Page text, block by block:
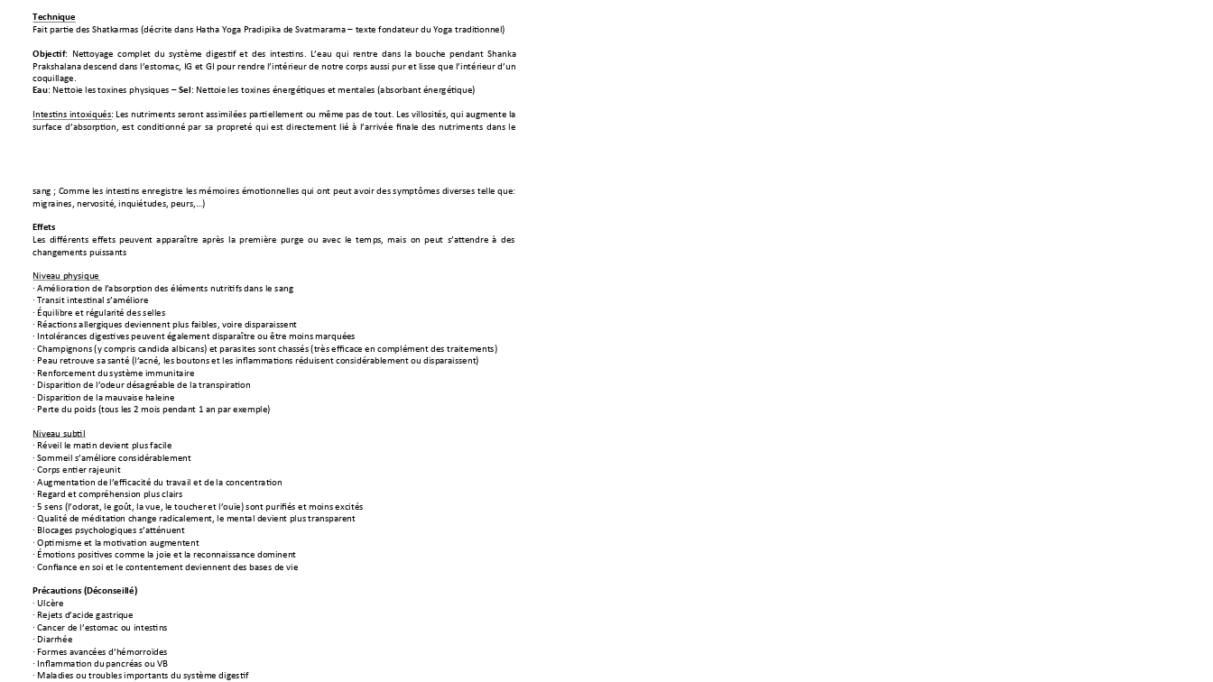
Technique
Fait partie des Shatkarmas (décrite dans Hatha Yoga Pradipika de Svatmarama – texte fondateur du Yoga traditionnel)
Objectif: Nettoyage complet du système digestif et des intestins L’eau qui rentre dans la bouche pendant Shanka
Prakshalana descend dans l’estomac, IG et GI pour rendre l’intérieur de notre corps aussi pur et lisse que l’intérieur d’un
coquillage
Eau: Nettoie les toxines physiques – Sel: Nettoie les toxines énergétiques et mentales (absorbant énergétique)
Intestins intoxiqués: Les nutriments seront assimilées partiellement ou même pas de tout. Les villosités, qui augmente la
surface d’absorption, est conditionné par sa propreté qui est directement lié à l’arrivée finale des nutriments dans le
sang ; Comme les intestins enregistre les mémoires émotionnelles qui ont peut avoir des symptômes diverses telle que:
migraines, nervosité, inquiétudes, peurs,…)
Effets
Les différents effets peuvent apparaître après la première purge ou avec le temps mais on peut s’attendre à des
changements puissants
Niveau physique
∙ Amélioration de l’absorption des éléments nutritifs dans le sang
∙ Transit intestinal s’améliore
∙ Équilibre et régularité des selles
∙ Réactions allergiques deviennent plus faibles, voire disparaissent
∙ Intolérances digestives peuvent également disparaître ou être moins marquées
∙ Champignons (y compris candida albicans) et parasites sont chassés (très efficace en complément des traitements)
∙ Peau retrouve sa santé (l’acné, les boutons et les inflammations réduisent considérablement ou disparaissent)
∙ Renforcement du système immunitaire
∙ Disparition de l’odeur désagréable de la transpiration
∙ Disparition de la mauvaise haleine
∙ Perte du poids (tous les 2 mois pendant 1 an par exemple)
Niveau subtil
∙ Réveil le matin devient plus facile
∙ Sommeil s’améliore considérablement
∙ Corps entier rajeunit
∙ Augmentation de l’efficacité du travail et de la concentration
∙ Regard et compréhension plus clairs
∙ 5 sens (l’odorat, le goût, la vue, le toucher et l’ouïe) sont purifiés et moins excités
∙ Qualité de méditation change radicalement, le mental devient plus transparent
∙ Blocages psychologiques s’atténuent
∙ Optimisme et la motivation augmentent
∙ Émotions positives comme la joie et la reconnaissance dominent
∙ Confiance en soi et le contentement deviennent des bases de vie
Précautions (Déconseillé)
∙ Ulcère
∙ Rejets d’acide gastrique
∙ Cancer de l’estomac ou intestins
∙ Diarrhée
∙ Formes avancées d’hémorroïdes
∙ Inflammation du pancréas ou VB
∙ Maladies ou troubles importants du système digestif